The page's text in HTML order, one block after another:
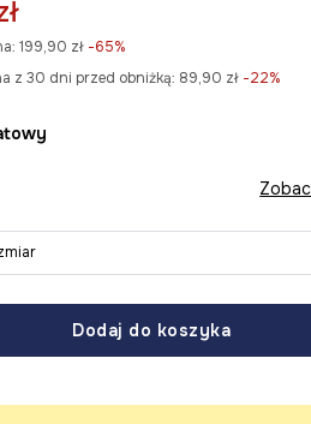
199,90 zł-65%
z 30 dni przed obniżką: 89,90 zł -22%
Dodaj do koszyka